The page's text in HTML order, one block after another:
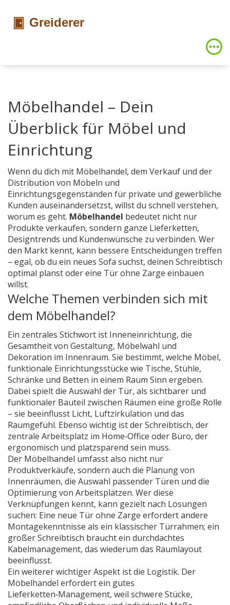
Möbelhandel – Dein
Überblick für Möbel und
Einrichtung
Wenn du dich mit Möbelhandel, dem Verkauf und der
Distribution von Möbeln und
Einrichtungsgegenständen für private und gewerbliche
Kunden auseinandersetzst, willst du schnell verstehen,
worum es geht. Möbelhandel bedeutet nicht nur
Produkte verkaufen, sondern ganze Lieferketten,
Designtrends und Kundenwünsche zu verbinden. Wer
den Markt kennt, kann bessere Entscheidungen treffen
– egal, ob du ein neues Sofa suchst, deinen Schreibtisch
optimal planst oder eine Tür ohne Zarge einbauen
willst.
Welche Themen verbinden sich mit
dem Möbelhandel?
Ein zentrales Stichwort ist Inneneinrichtung, die
Gesamtheit von Gestaltung, Möbelwahl und
Dekoration im Innenraum. Sie bestimmt, welche Möbel,
funktionale Einrichtungsstücke wie Tische, Stühle,
Schränke und Betten in einem Raum Sinn ergeben.
Dabei spielt die Auswahl der Tür, als sichtbarer und
funktionaler Bauteil zwischen Räumen eine große Rolle
– sie beeinflusst Licht, Luftzirkulation und das
Raumgefühl. Ebenso wichtig ist derSchreibtisch, der
zentrale Arbeitsplatz im Home‑Office oder Büro, der
ergonomisch und platzsparend sein muss.
Der Möbelhandel umfasst also nicht nur
Produktverkäufe, sondern auch die Planung von
Innenräumen, die Auswahl passender Türen und die
Optimierung von Arbeitsplätzen. Wer diese
Verknüpfungen kennt, kann gezielt nach Lösungen
suchen: Eine neue Tür ohne Zarge erfordert andere
Montagekenntnisse als ein klassischer Türrahmen; ein
großer Schreibtisch braucht ein durchdachtes
Kabelmanagement, das wiederum das Raumlayout
beeinflusst.
Ein weiterer wichtiger Aspekt ist die Logistik. Der
Möbelhandel erfordert ein gutes
Lieferketten‑Management, weil schwere Stücke,